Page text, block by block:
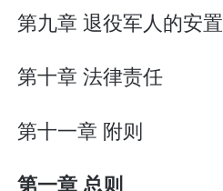
第九章 退役军人的安置
第十章 法律责任
第十一章 附则
第一章 总则